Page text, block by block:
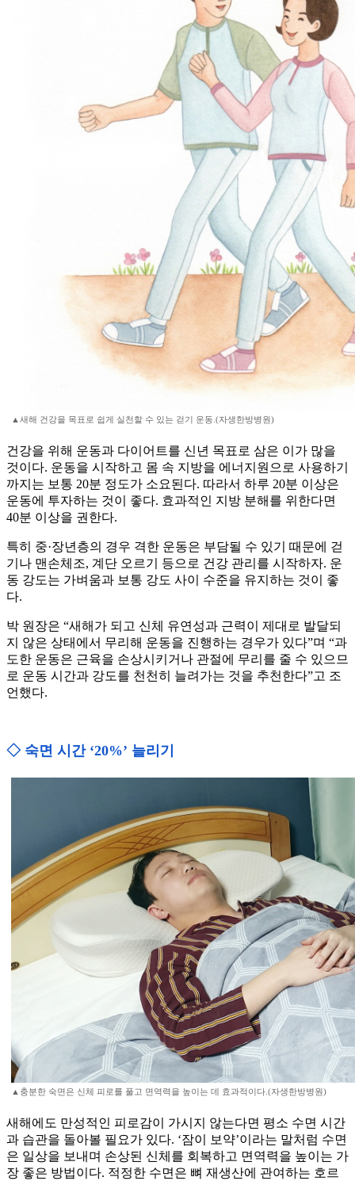
▲새해 건강을 목표로 쉽게 실천할 수 있는 걷기 운동.(자생한방병원)
건강을 위해 운동과 다이어트를 신년 목표로 삼은 이가 많을
것이다. 운동을 시작하고 몸 속 지방을 에너지원으로 사용하기
까지는 보통 20분 정도가 소요된다. 따라서 하루 20분 이상은
운동에 투자하는 것이 좋다. 효과적인 지방 분해를 위한다면
40분 이상을 권한다.
특히 중·장년층의 경우 격한 운동은 부담될 수 있기 때문에 걷
기나 맨손체조, 계단 오르기 등으로 건강 관리를 시작하자. 운
동 강도는 가벼움과 보통 강도 사이 수준을 유지하는 것이 좋
다.
박 원장은 “새해가 되고 신체 유연성과 근력이 제대로 발달되
지 않은 상태에서 무리해 운동을 진행하는 경우가 있다”며 “과
도한 운동은 근육을 손상시키거나 관절에 무리를 줄 수 있으므
로 운동 시간과 강도를 천천히 늘려가는 것을 추천한다”고 조
언했다.
◇ 숙면 시간 ‘20%’ 늘리기
▲충분한 숙면은 신체 피로를 풀고 면역력을 높이는 데 효과적이다.(자생한방병원)
새해에도 만성적인 피로감이 가시지 않는다면 평소 수면 시간
과 습관을 돌아볼 필요가 있다. ‘잠이 보약’이라는 말처럼 수면
은 일상을 보내며 손상된 신체를 회복하고 면역력을 높이는 가
장 좋은 방법이다. 적정한 수면은 뼈 재생산에 관여하는 호르